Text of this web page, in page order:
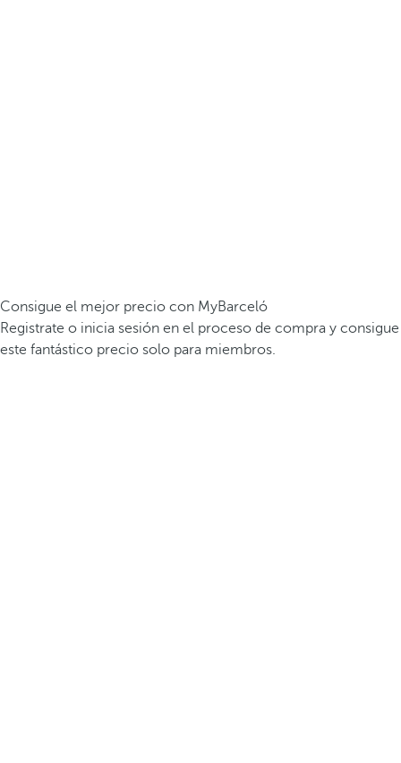
Consigue el mejor precio con MyBarceló
Registrate o inicia sesión en el proceso de compra y consigue
este fantástico precio solo para miembros.